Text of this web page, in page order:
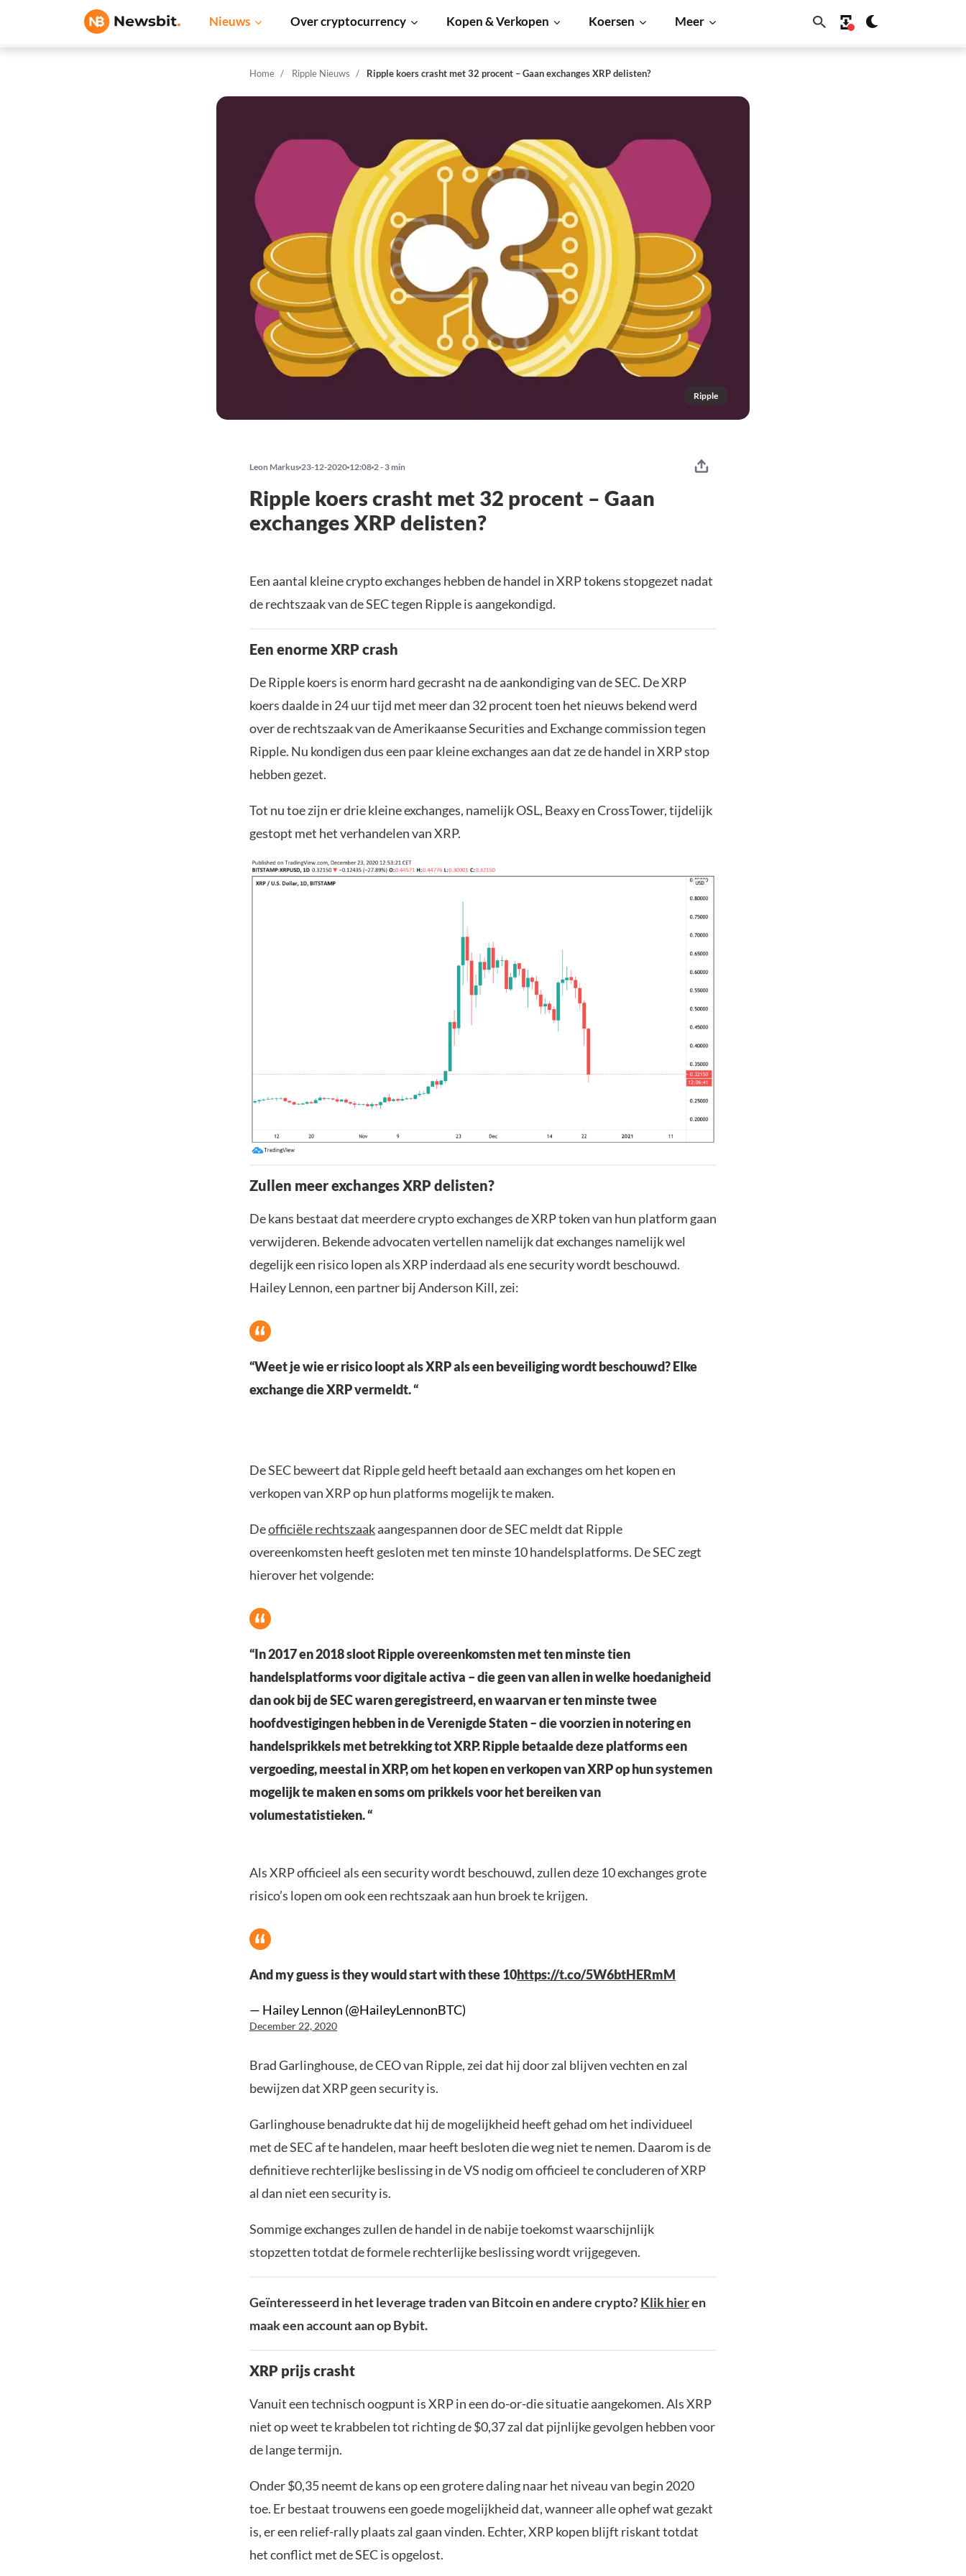
Nieuws Over cryptocurrency Kopen & Verkopen Koersen Meer
Home Ripple Nieuws Ripple koers crasht met 32 procent – Gaan exchanges XRP delisten?
Ripple
Leon Markus 23-12-2020 12:08 2 - 3 min
Ripple koers crasht met 32 procent – Gaan
exchanges XRP delisten?
Een aantal kleine crypto exchanges hebben de handel in XRP tokens stopgezet nadat
de rechtszaak van de SEC tegen Ripple is aangekondigd.
Een enorme XRP crash
De Ripple koers is enorm hard gecrasht na de aankondiging van de SEC. De XRP
koers daalde in 24 uur tijd met meer dan 32 procent toen het nieuws bekend werd
over de rechtszaak van de Amerikaanse Securities and Exchange commission tegen
Ripple. Nu kondigen dus een paar kleine exchanges aan dat ze de handel in XRP stop
hebben gezet.
Tot nu toe zijn er drie kleine exchanges, namelijk OSL, Beaxy en CrossTower, tijdelijk
gestopt met het verhandelen van XRP.
Zullen meer exchanges XRP delisten?
De kans bestaat dat meerdere crypto exchanges de XRP token van hun platform gaan
verwijderen. Bekende advocaten vertellen namelijk dat exchanges namelijk wel
degelijk een risico lopen als XRP inderdaad als ene security wordt beschouwd.
Hailey Lennon, een partner bij Anderson Kill, zei:
“Weet je wie er risico loopt als XRP als een beveiliging wordt beschouwd? Elke
exchange die XRP vermeldt. “
De SEC beweert dat Ripple geld heeft betaald aan exchanges om het kopen en
verkopen van XRP op hun platforms mogelijk te maken.
Deofficiële rechtszaakaangespannen door de SEC meldt dat Ripple
overeenkomsten heeft gesloten met ten minste 10 handelsplatforms. De SEC zegt
hierover het volgende:
“In 2017 en 2018 sloot Ripple overeenkomsten met ten minste tien
handelsplatforms voor digitale activa – die geen van allen in welke hoedanigheid
dan ook bij de SEC waren geregistreerd, en waarvan er ten minste twee
hoofdvestigingen hebben in de Verenigde Staten – die voorzien in notering en
handelsprikkels met betrekking tot XRP. Ripple betaalde deze platforms een
vergoeding, meestal in XRP, om het kopen en verkopen van XRP op hun systemen
mogelijk te maken en soms om prikkels voor het bereiken van
volumestatistieken. “
Als XRP officieel als een security wordt beschouwd, zullen deze 10 exchanges grote
risico’s lopen om ook een rechtszaak aan hun broek te krijgen.
And my guess is they would start with these 10https://t.co/5W6btHERmM
— Hailey Lennon (@HaileyLennonBTC)
December 22, 2020
Brad Garlinghouse, de CEO van Ripple, zei dat hij door zal blijven vechten en zal
bewijzen dat XRP geen security is.
Garlinghouse benadrukte dat hij de mogelijkheid heeft gehad om het individueel
met de SEC af te handelen, maar heeft besloten die weg niet te nemen. Daarom is de
definitieve rechterlijke beslissing in de VS nodig om officieel te concluderen of XRP
al dan niet een security is.
Sommige exchanges zullen de handel in de nabije toekomst waarschijnlijk
stopzetten totdat de formele rechterlijke beslissing wordt vrijgegeven.
Geïnteresseerd in het leverage traden van Bitcoin en andere crypto?Klik hieren
maak een account aan op Bybit.
XRP prijs crasht
Vanuit een technisch oogpunt is XRP in een do-or-die situatie aangekomen. Als XRP
niet op weet te krabbelen tot richting de $0,37 zal dat pijnlijke gevolgen hebben voor
de lange termijn.
Onder $0,35 neemt de kans op een grotere daling naar het niveau van begin 2020
toe. Er bestaat trouwens een goede mogelijkheid dat, wanneer alle ophef wat gezakt
is, er een relief-rally plaats zal gaan vinden. Echter, XRP kopen blijft riskant totdat
het conflict met de SEC is opgelost.